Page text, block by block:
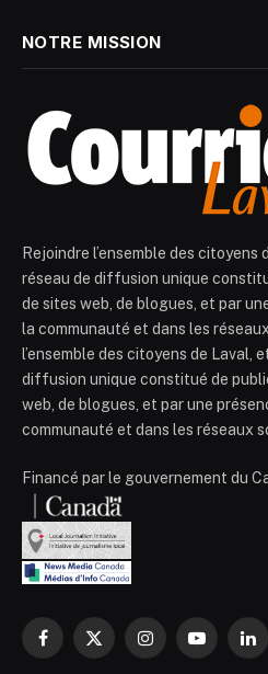
NOTRE MISSION
Rejoindre l’ensemble des citoyens
réseau de diffusion unique
de sites web, de blogues, et par
la communauté et dans les
l’ensemble des citoyens de Laval,
diffusion unique constitué de
web, de blogues, et par une
communauté et dans les réseaux
Financé par le gouvernement du
Facebook
X
InstagramYouTube